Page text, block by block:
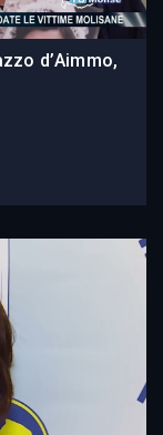
d’Aimmo,